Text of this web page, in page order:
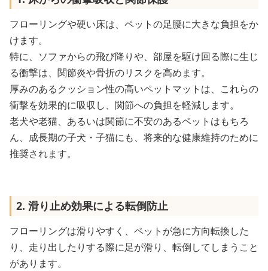
フローリングや硬い床は、ペットの足腰に大きな負担をか
けます。
特に、ソファからの飛び降りや、部屋を駆け回る際に生じ
る衝撃は、関節炎や骨折のリスクを高めます。
厚みのあるクッション性の高いペットマットは、これらの
衝撃を効果的に吸収し、関節への負担を軽減します。
老犬や老猫、あるいは関節に不安のあるペットはもちろ
ん、成長期の子犬・子猫にも、将来的な健康維持のために
推奨されます。
2. 滑り止め効果による転倒防止
フローリングは滑りやすく、ペットが急に方向転換した
り、走り出したりする際に足が滑り、転倒してしまうこと
があります。